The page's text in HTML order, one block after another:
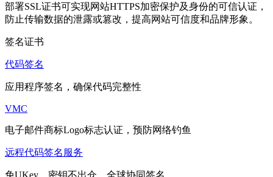
部署SSL证书可实现网站HTTPS加密保护及身份的可信认证，
防止传输数据的泄露或篡改，提高网站可信度和品牌形象。
签名证书
代码签名
应用程序签名，确保代码完整性
VMC
电子邮件商标Logo标志认证，预防网络钓鱼
远程代码签名服务
免UKey，密钥不出仓，全球协同签名